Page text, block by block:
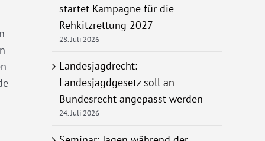
startet Kampagne für die
Rehkitzrettung 2027
28. Juli 2026
Landesjagdrecht:
Landesjagdgesetz soll an
Bundesrecht angepasst werden
24. Juli 2026